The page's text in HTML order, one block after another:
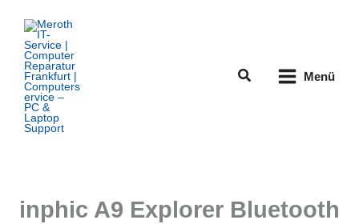
Inhalt
springen
Suchen Menü
inphic A9 Explorer Bluetooth